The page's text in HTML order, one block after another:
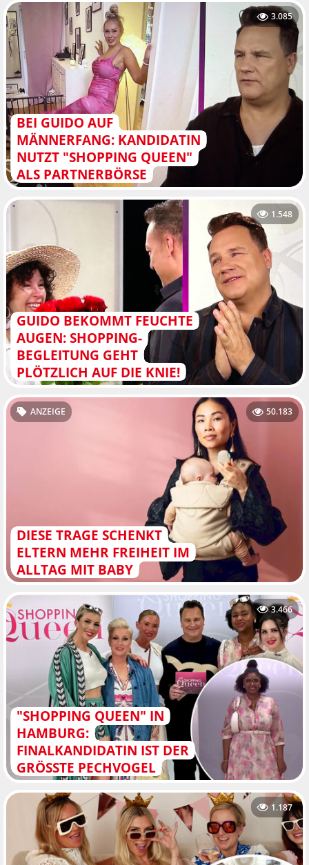
BEI GUIDO AUF
MÄNNERFANG: KANDIDATIN
NUTZT "SHOPPING QUEEN"
ALS PARTNERBÖRSE
3.085
GUIDO BEKOMMT FEUCHTE
AUGEN: SHOPPING-
BEGLEITUNG GEHT
PLÖTZLICH AUF DIE KNIE!
1.548
DIESE TRAGE SCHENKT
ELTERN MEHR FREIHEIT IM
ALLTAG MIT BABY
ANZEIGE 50.183
"SHOPPING QUEEN" IN
HAMBURG:
FINALKANDIDATIN IST DER
GRÖSSTE PECHVOGEL
3.466
1.187